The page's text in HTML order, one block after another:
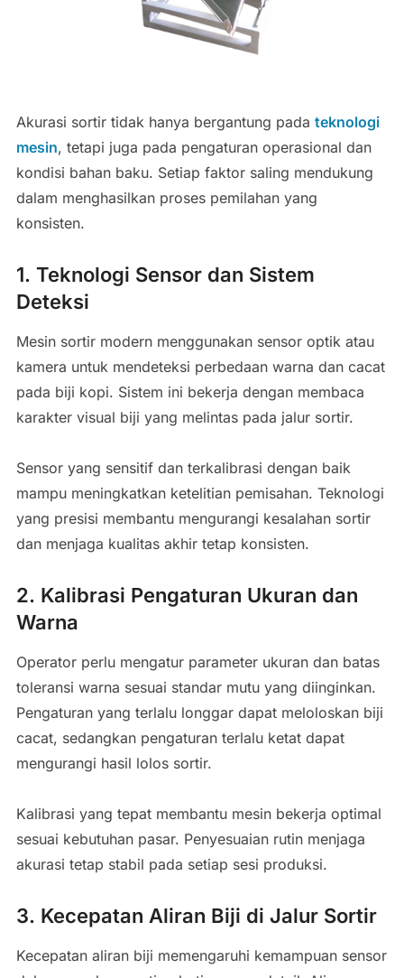
Akurasi sortir tidak hanya bergantung pada teknologi
mesin, tetapi juga pada pengaturan operasional dan
kondisi bahan baku. Setiap faktor saling mendukung
dalam menghasilkan proses pemilahan yang
konsisten.
1. Teknologi Sensor dan Sistem
Deteksi
Mesin sortir modern menggunakan sensor optik atau
kamera untuk mendeteksi perbedaan warna dan cacat
pada biji kopi. Sistem ini bekerja dengan membaca
karakter visual biji yang melintas pada jalur sortir.
Sensor yang sensitif dan terkalibrasi dengan baik
mampu meningkatkan ketelitian pemisahan. Teknologi
yang presisi membantu mengurangi kesalahan sortir
dan menjaga kualitas akhir tetap konsisten.
2. Kalibrasi Pengaturan Ukuran dan
Warna
Operator perlu mengatur parameter ukuran dan batas
toleransi warna sesuai standar mutu yang diinginkan.
Pengaturan yang terlalu longgar dapat meloloskan biji
cacat, sedangkan pengaturan terlalu ketat dapat
mengurangi hasil lolos sortir.
Kalibrasi yang tepat membantu mesin bekerja optimal
sesuai kebutuhan pasar. Penyesuaian rutin menjaga
akurasi tetap stabil pada setiap sesi produksi.
3. Kecepatan Aliran Biji di Jalur Sortir
Kecepatan aliran biji memengaruhi kemampuan sensor